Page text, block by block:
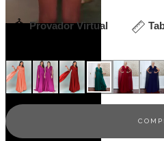
Provador Virtual